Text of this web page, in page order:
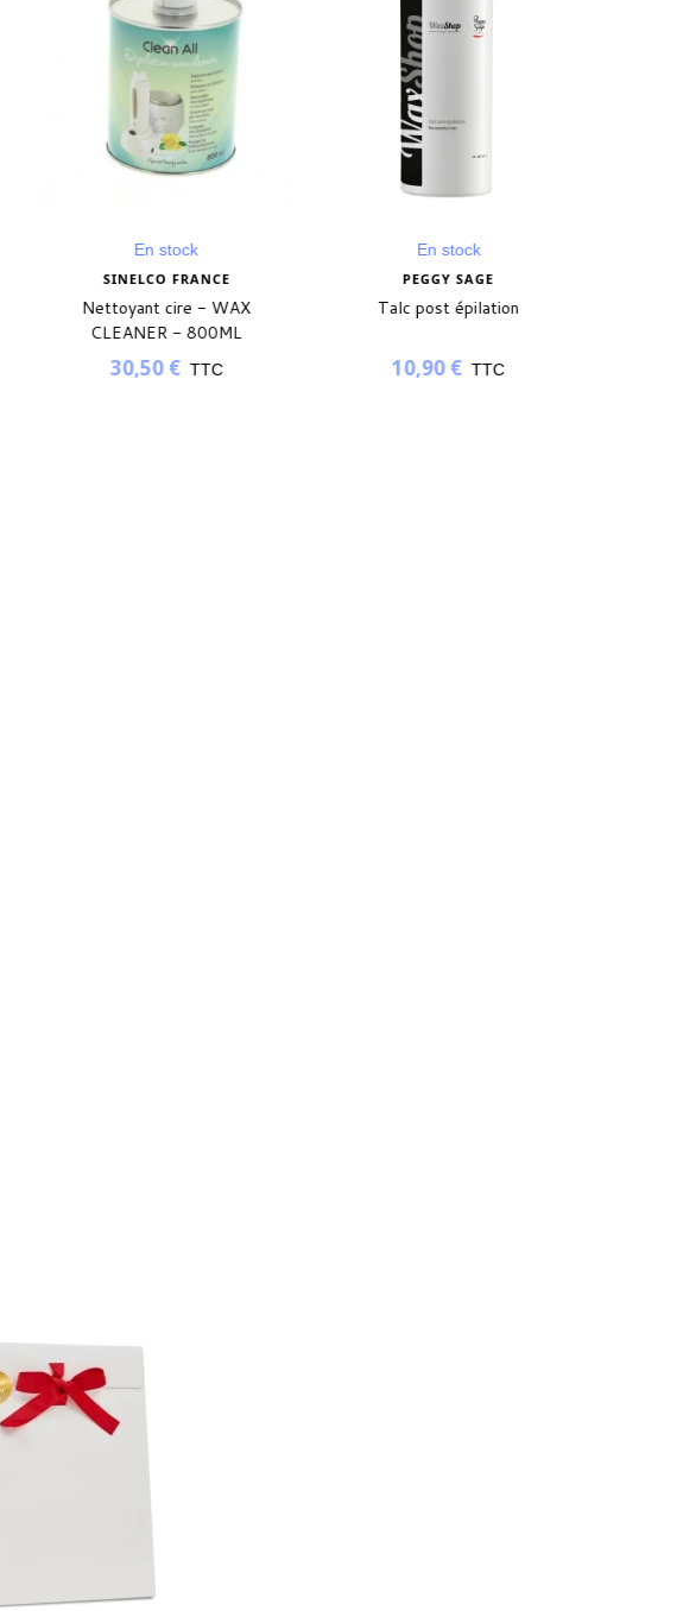
En stock
SINELCO FRANCE
Nettoyant cire - WAX
CLEANER - 800ML
30,50 € TTC
En stock
PEGGY SAGE
Talc post épilation
10,90 € TTC